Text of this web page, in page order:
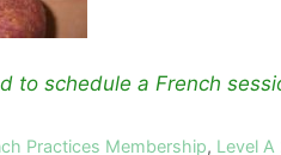
to schedule a French
Practices Membership, Level A